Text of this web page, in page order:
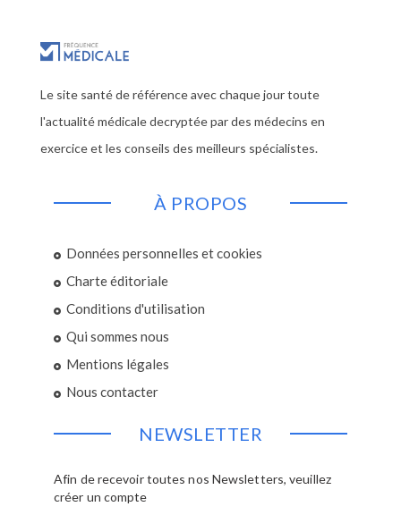
Le site santé de référence avec chaque jour toute
l'actualité médicale decryptée par des médecins en
exercice et les conseils des meilleurs spécialistes.
À PROPOS
Données personnelles et cookies
Charte éditoriale
Conditions d'utilisation
Qui sommes nous
Mentions légales
Nous contacter
NEWSLETTER
Afin de recevoir toutes nos Newsletters, veuillez
créer un compte